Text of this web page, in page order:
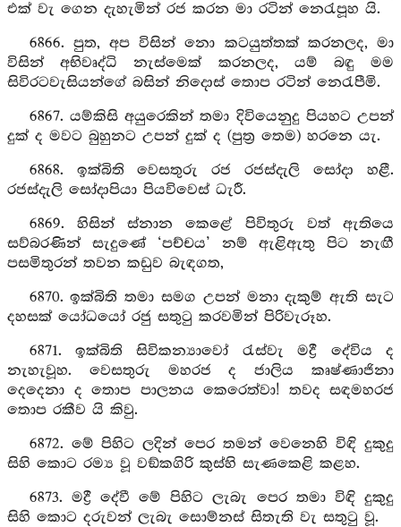
එක් වැ ගෙන දැහැමින් රජ කරන මා රටින් නෙරැපූහ යි.
6866. පුත, අප විසින් නො කටයුත්තක් කරනලද, මා
විසින් අභිවෘද්ධි නැස්මෙක් කරනලද, යම් බඳු මම
සිවිරටවැසියන්ගේ බසින් නිදොස් තොප රටින් නෙරැපීමි.
6867. යම්කිසි අයුරෙකින් තමා දිවියෙනුදු පියහට උපන්
දුක් ද මවට බුහුනට උපන් දුක් ද (පුත්‍ර තෙම) හරනෙ යැ.
6868. ඉක්බිති වෙසතුරු රජ රජස්දැලි සෝදා හළී.
රජස්දැලි සෝදාපියා පියවිවෙස් ධැරී.
6869. හිසින් ස්නාන කෙළේ පිවිතුරු වත් ඇතියෙ
සව්බරණින් සැදුණේ ‘පච්චය’ නම් ඇළිඇතු පිට නැඟී
පසමිතුරන් තවන කඩුව බැඳගත,
6870. ඉක්බිති තමා සමග උපන් මනා දැකුම් ඇති සැට
දහසක් යෝධයෝ රජු සතුටු කරවමින් පිරිවැරූහ.
6871. ඉක්බිති සිවිකන්‍යාවෝ රැස්වැ මද්‍රී දේවිය ද
නැහැවූහ. වෙසතුරු මහරජ ද ජාලිය කෘෂ්ණාජිනා
දෙදෙනා ද තොප පාලනය කෙරෙත්වා! තවද සඳමහරජ
තොප රකීව යි කිවු.
6872. මේ පිහිට ලදින් පෙර තමන් වෙනෙහි විඳි දුකුදු
සිහි කොට රම්‍ය වූ වඞ්කගිරි කුස්හි සැණකෙළි කළහ.
6873. මද්‍රී දේවී මේ පිහිට ලැබැ පෙර තමා විඳි දුකුදු
සිහි කොට දරුවන් ලැබැ සොම්නස් සිතැති වැ සතුටු වූ.